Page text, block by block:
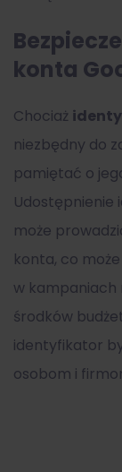
konta
Chociaż
niezbędny do
pamiętać o
Udostępnienie
może
konta, co
w kampaniach
środków
identyfikator
osobom i